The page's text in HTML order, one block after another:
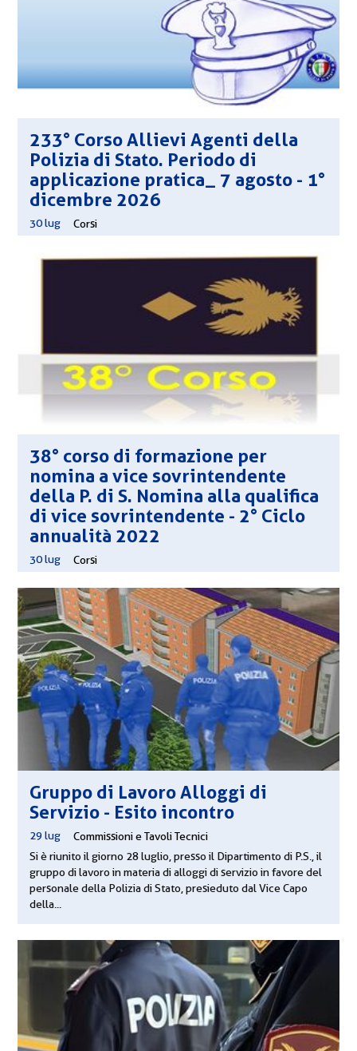
233° Corso Allievi Agenti della
Polizia di Stato. Periodo di
applicazione pratica_ 7 agosto - 1°
dicembre 2026
30 lug Corsi
38° corso di formazione per
nomina a vice sovrintendente
della P. di S. Nomina alla qualifica
di vice sovrintendente - 2° Ciclo
annualità 2022
30 lug Corsi
Gruppo di Lavoro Alloggi di
Servizio - Esito incontro
29 lug
Commissioni e Tavoli Tecnici
Si è riunito il giorno 28 luglio, presso il Dipartimento di P.S., il
gruppo di lavoro in materia di alloggi di servizio in favore del
personale della Polizia di Stato, presieduto dal Vice Capo
della...